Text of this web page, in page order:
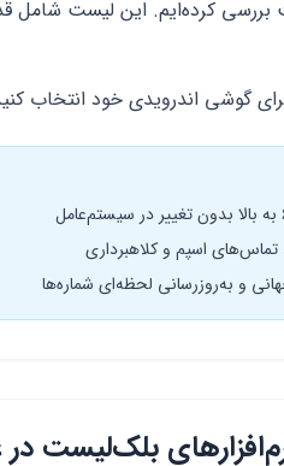
در سال ۲۰۲۵ را به دقت بررسی کرده‌ایم. این
گوشی اندرویدی خود انتخاب
اسپم و کلاهبرداری
و به‌روزرسانی لحظه‌ای شماره‌ها
بلک‌لیست